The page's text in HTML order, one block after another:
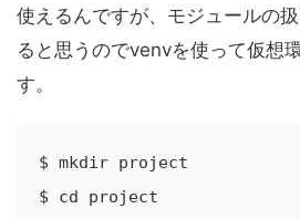
使えるんですが、モジュールの
ると思うのでvenvを使って仮想
す。
$ mkdir project
$ cd project